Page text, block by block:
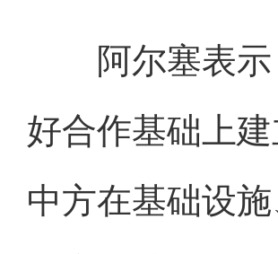
阿尔塞表示
好合作基础上
中方在基础设